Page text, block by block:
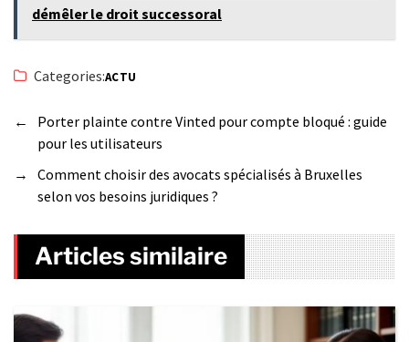
démêler le droit successoral
Categories:ACTU
←
Porter plainte contre Vinted pour compte bloqué : guide
pour les utilisateurs
→
Comment choisir des avocats spécialisés à Bruxelles
selon vos besoins juridiques ?
Articles similaire